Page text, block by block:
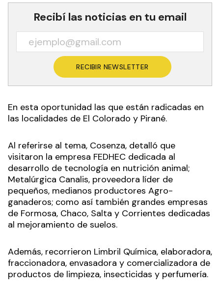
Recibí las noticias en tu email
RECIBIR NEWSLETTER
En esta oportunidad las que están radicadas en
las localidades de El Colorado y Pirané.
Al referirse al tema, Cosenza, detalló que
visitaron la empresa FEDHEC dedicada al
desarrollo de tecnología en nutrición animal;
Metalúrgica Canalis, proveedora líder de
pequeños, medianos productores Agro-
ganaderos; como así también grandes empresas
de Formosa, Chaco, Salta y Corrientes dedicadas
al mejoramiento de suelos.
Además, recorrieron Limbril Química, elaboradora,
fraccionadora, envasadora y comercializadora de
productos de limpieza, insecticidas y perfumería.